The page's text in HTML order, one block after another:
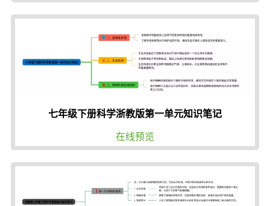
七年级下册科学浙教版第一单元知识笔记
在线预览